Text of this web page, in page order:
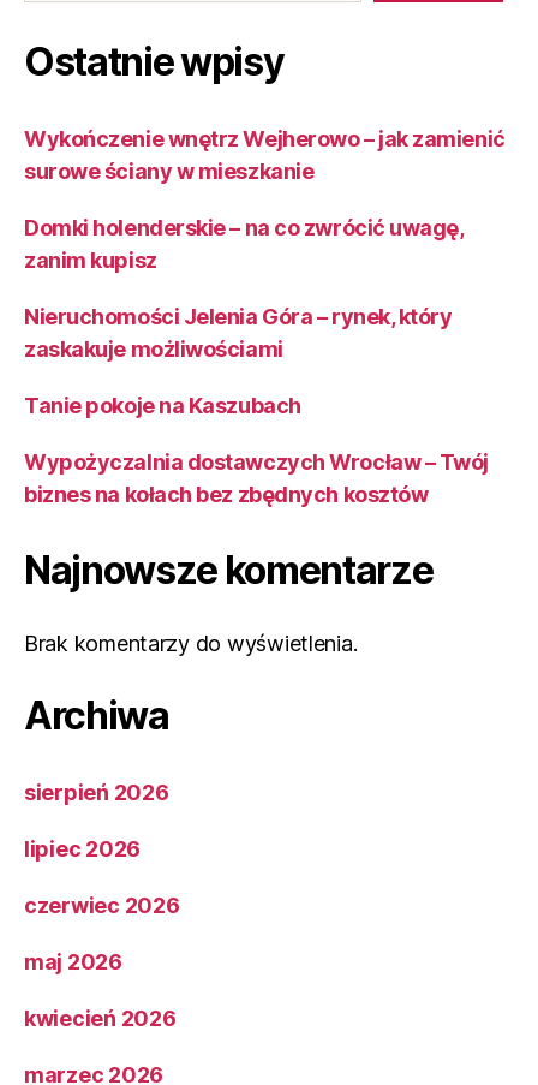
Ostatnie wpisy
Wykończenie wnętrz Wejherowo – jak zamienić
surowe ściany w mieszkanie
Domki holenderskie – na co zwrócić uwagę,
zanim kupisz
Nieruchomości Jelenia Góra – rynek, który
zaskakuje możliwościami
Tanie pokoje na Kaszubach
Wypożyczalnia dostawczych Wrocław – Twój
biznes na kołach bez zbędnych kosztów
Najnowsze komentarze
Brak komentarzy do wyświetlenia.
Archiwa
sierpień 2026
lipiec 2026
czerwiec 2026
maj 2026
kwiecień 2026
marzec 2026